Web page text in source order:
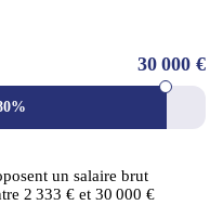
30 000 €
un salaire brut
2 333 € et 30 000 €